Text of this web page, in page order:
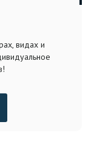
видах и